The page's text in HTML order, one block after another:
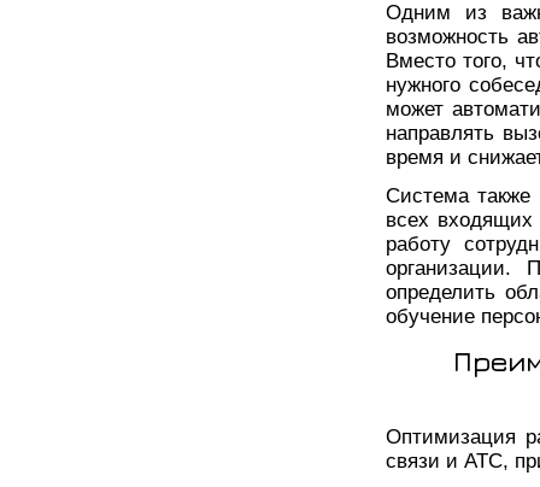
Одним из
возможность
Вместо того,
нужного
может
направлять
время и
Система также
всех входящих
работу
организации.
определить
обучение
Оптимизация
связи и АТС,